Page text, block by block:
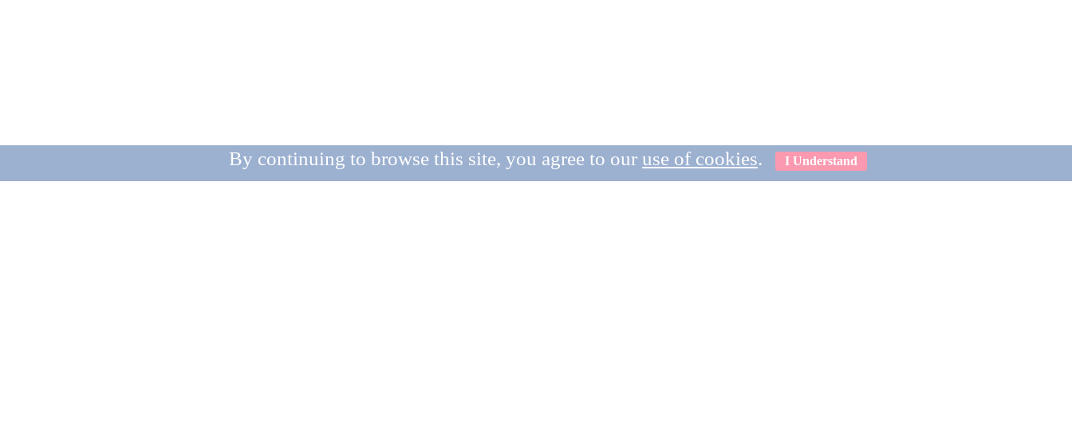
By continuing to browse this site, you agree to our use of cookies. I Understand